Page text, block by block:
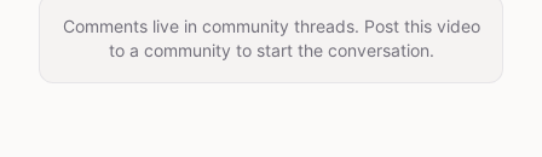
Comments live in community threads. Post this video
to a community to start the conversation.